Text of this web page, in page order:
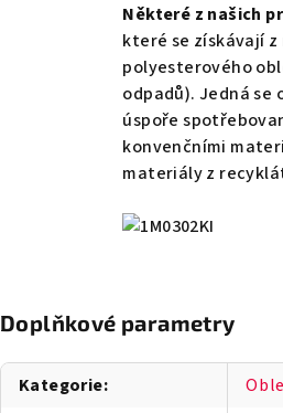
Některé z našich
které se získávají
polyesterového
odpadů). Jedná se
úspoře
konvenčními
materiály z
Doplňkové parametry
Kategorie: